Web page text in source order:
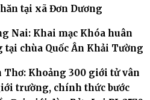
tại xã Đơn Dương
Nai: Khai mạc Khóa huân
tại chùa Quốc Ân Khải Tường
Thơ: Khoảng 300 giới tử vân
trường, chính thức bước